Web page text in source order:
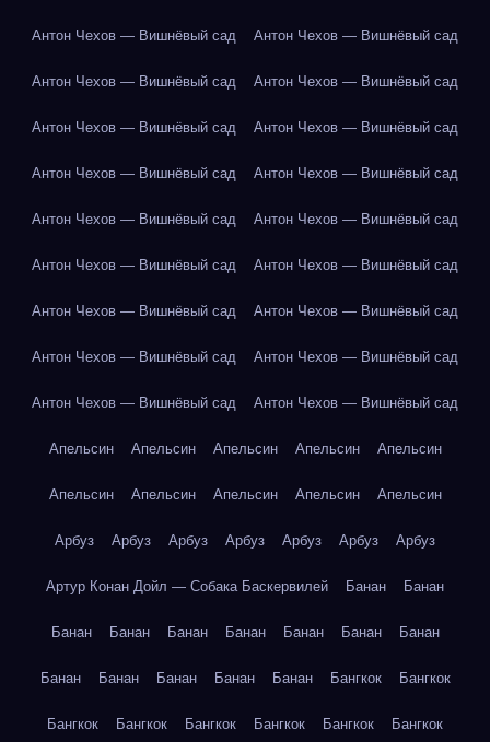
Антон Чехов — Вишнёвый сад Антон Чехов — Вишнёвый сад
Антон Чехов — Вишнёвый сад Антон Чехов — Вишнёвый сад
Антон Чехов — Вишнёвый сад Антон Чехов — Вишнёвый сад
Антон Чехов — Вишнёвый сад Антон Чехов — Вишнёвый сад
Антон Чехов — Вишнёвый сад Антон Чехов — Вишнёвый сад
Антон Чехов — Вишнёвый сад Антон Чехов — Вишнёвый сад
Антон Чехов — Вишнёвый сад Антон Чехов — Вишнёвый сад
Антон Чехов — Вишнёвый сад Антон Чехов — Вишнёвый сад
Антон Чехов — Вишнёвый сад Антон Чехов — Вишнёвый сад
Апельсин Апельсин Апельсин Апельсин Апельсин
Апельсин Апельсин Апельсин Апельсин Апельсин
Арбуз Арбуз Арбуз Арбуз Арбуз Арбуз Арбуз
Артур Конан Дойл — Собака Баскервилей Банан Банан
Банан Банан Банан Банан Банан Банан Банан
Банан Банан Банан Банан Банан Бангкок Бангкок
Бангкок Бангкок Бангкок Бангкок Бангкок Бангкок